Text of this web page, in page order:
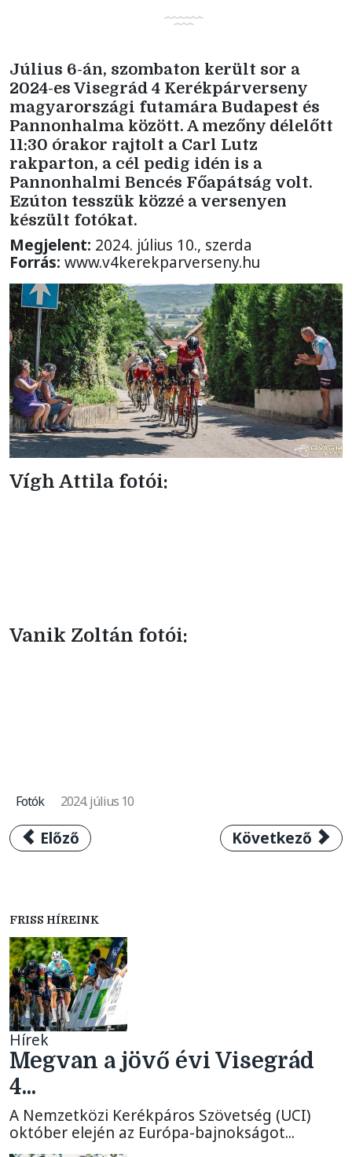
Július 6-án, szombaton került sor a
2024-es Visegrád 4 Kerékpárverseny
magyarországi futamára Budapest és
Pannonhalma között. A mezőny délelőtt
11:30 órakor rajtolt a Carl Lutz
rakparton, a cél pedig idén is a
Pannonhalmi Bencés Főapátság volt.
Ezúton tesszük közzé a versenyen
készült fotókat.
Megjelent: 2024. július 10., szerda
Forrás: www.v4kerekparverseny.hu
Vígh Attila fotói:
Vanik Zoltán fotói:
Fotók 2024. július 10
Előző cikk: V4 Kerékpárverseny 2026 – A
Előző Következő
Következő
FRISS HÍREINK
Hírek
Megvan a jövő évi Visegrád
4...
A Nemzetközi Kerékpáros Szövetség (UCI)
október elején az Európa-bajnokságot...